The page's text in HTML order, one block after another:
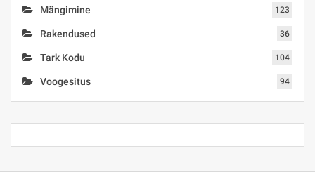
Mängimine 123
Rakendused 36
Tark Kodu 104
Voogesitus 94